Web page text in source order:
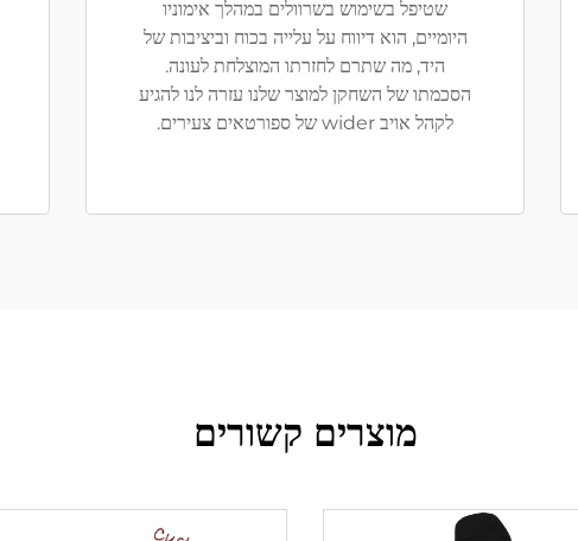
שטיפל בשימוש בשרוולים במהלך אימוניו
היומיים, הוא דיווח על עלייה בכוח וביציבות של
היד, מה שתרם לחזרתו המוצלחת לעונה.
הסכמתו של השחקן למוצר שלנו עזרה לנו להגיע
לקהל אויב wider של ספורטאים צעירים.
מוצרים קשורים